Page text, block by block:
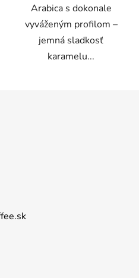
Arabica s dokonale
vyváženým profilom –
jemná sladkosť
karamelu...